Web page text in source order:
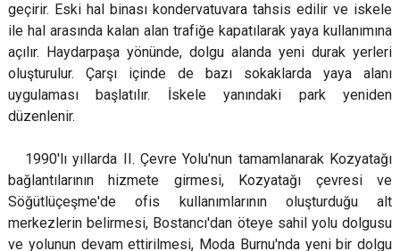
geçirir. Eski hal binası kondervatuvara tahsis edilir ve iskele
ile hal arasında kalan alan trafiğe kapatılarak yaya kullanımına
açılır. Haydarpaşa yönünde, dolgu alanda yeni durak yerleri
oluşturulur. Çarşı içinde de bazı sokaklarda yaya alanı
uygulaması başlatılır. İskele yanındaki park yeniden
düzenlenir.
1990'lı yıllarda II. Çevre Yolu'nun tamamlanarak Kozyatağı
bağlantılarının hizmete girmesi, Kozyatağı çevresi ve
Söğütlüçeşme'de ofis kullanımlarının oluşturduğu alt
merkezlerin belirmesi, Bostancı'dan öteye sahil yolu dolgusu
ve yolunun devam ettirilmesi, Moda Burnu'nda yeni bir dolgu